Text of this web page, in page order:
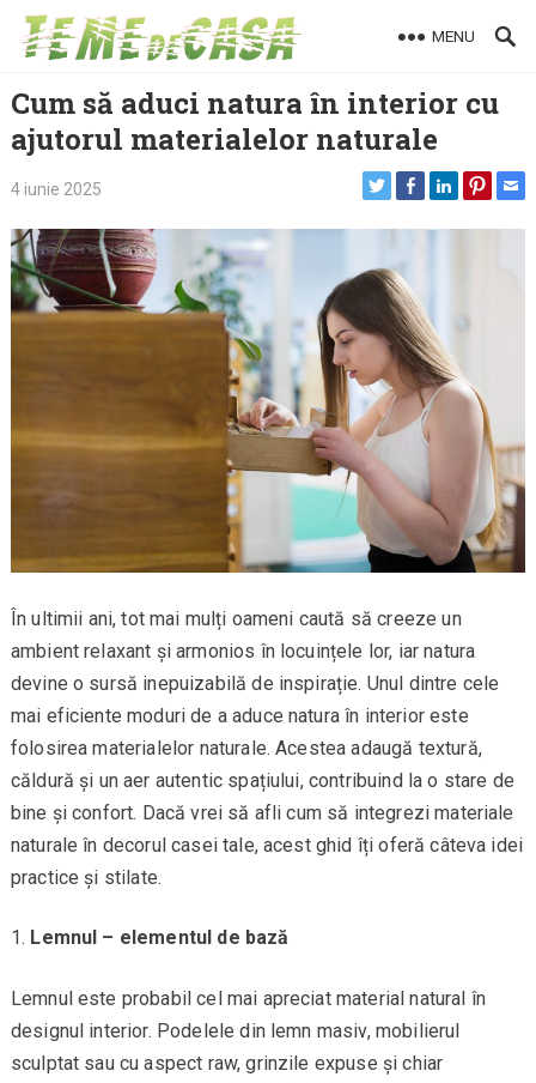
Skip
MENU
Cum să aduci natura în interior cu
ajutorul materialelor naturale
4 iunie 2025
În ultimii ani, tot mai mulți oameni caută să creeze un
ambient relaxant și armonios în locuințele lor, iar natura
devine o sursă inepuizabilă de inspirație. Unul dintre cele
mai eficiente moduri de a aduce natura în interior este
folosirea materialelor naturale. Acestea adaugă textură,
căldură și un aer autentic spațiului, contribuind la o stare de
bine și confort. Dacă vrei să afli cum să integrezi materiale
naturale în decorul casei tale, acest ghid îți oferă câteva idei
practice și stilate.
Lemnul – elementul de bază
Lemnul este probabil cel mai apreciat material natural în
designul interior. Podelele din lemn masiv, mobilierul
sculptat sau cu aspect raw, grinzile expuse și chiar